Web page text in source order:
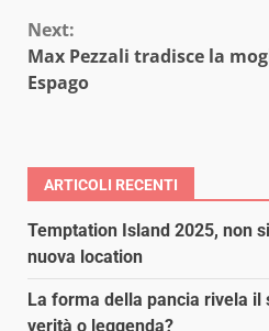
Next:
Max Pezzali tradisce la
Espago
ARTICOLI RECENTI
Temptation Island 2025, non
nuova location
La forma della pancia rivela il
verità o leggenda?